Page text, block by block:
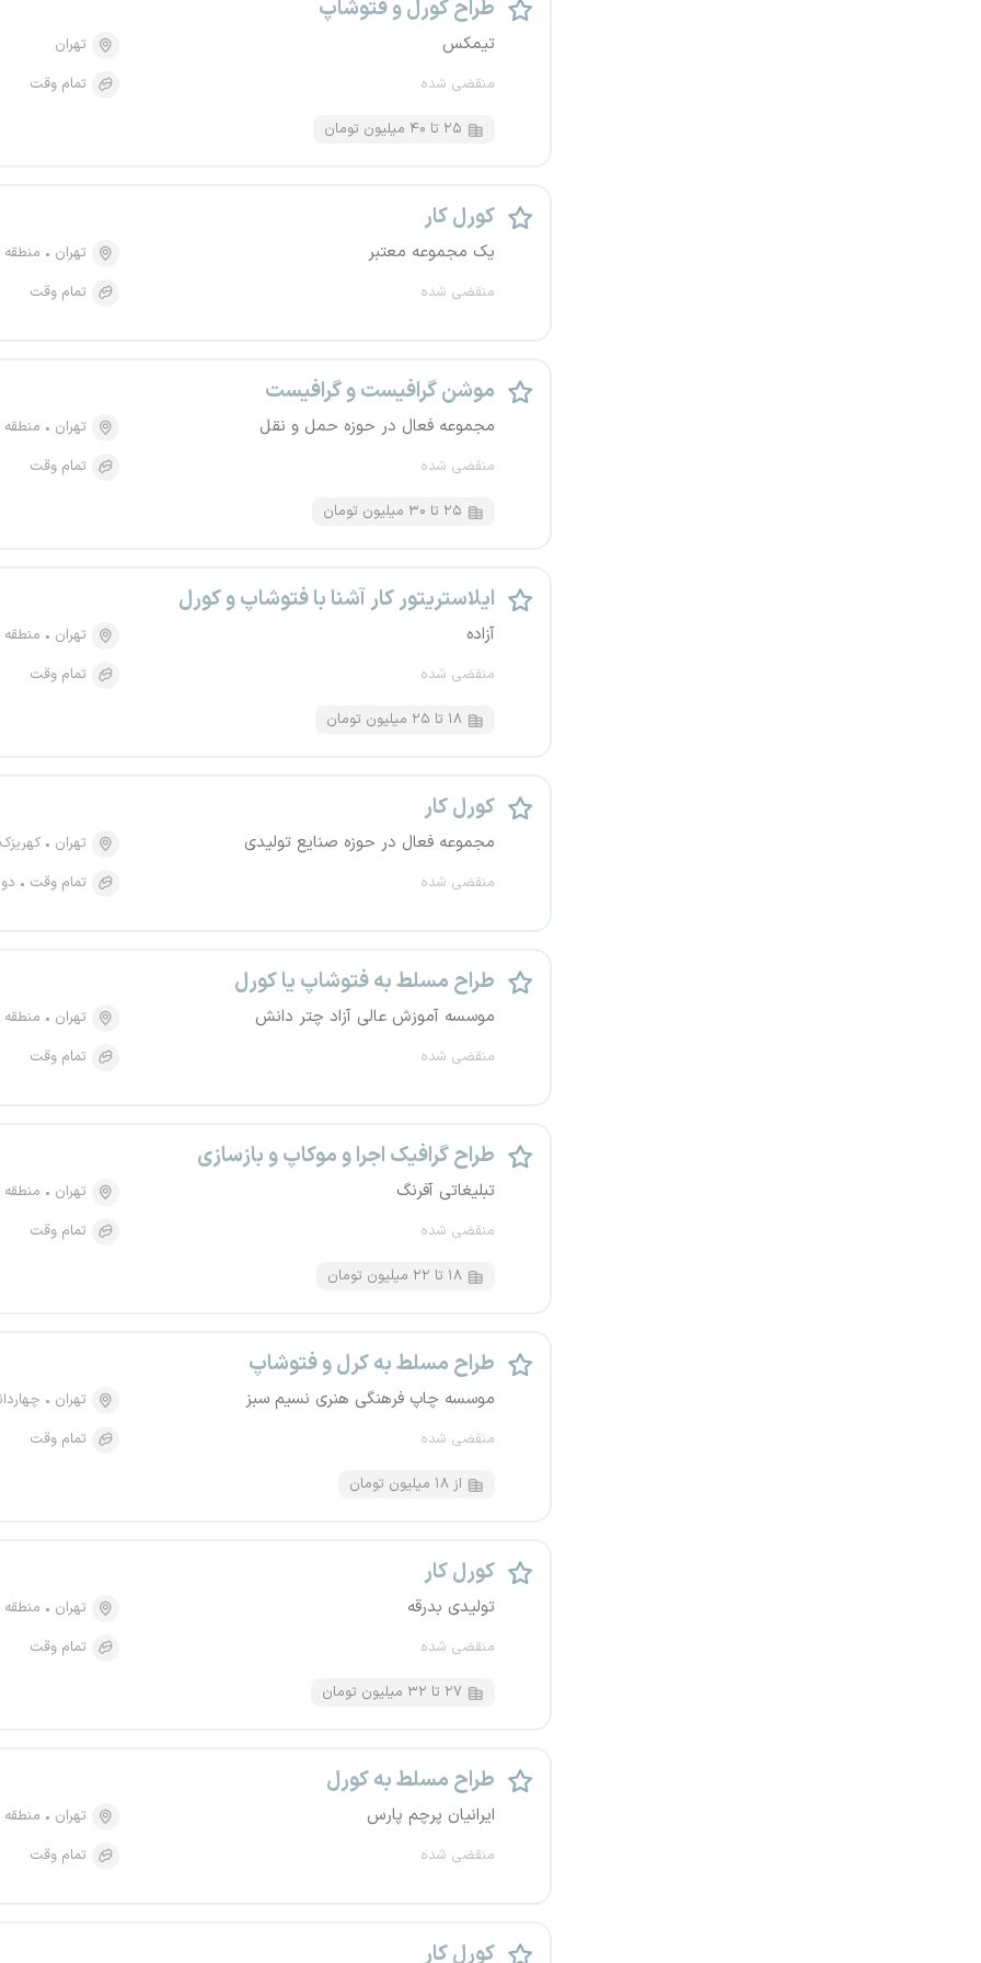
طراح کورل و فتوشاپ
تیمکس
منقضی شده
تهران
تمام وقت
۲۵ تا ۴۰ میلیون تومان
کورل کار
یک مجموعه معتبر
منقضی شده
تهران
منطقه ۱۶، باغ آذری
تمام وقت
موشن گرافیست و گرافیست
مجموعه فعال در حوزه حمل و نقل
منقضی شده
تهران
منطقه ۶، میدان ولیعصر
تمام وقت
۲۵ تا ۳۰ میلیون تومان
ایلاستریتور کار آشنا با فتوشاپ و کورل
آزاده
منقضی شده
تهران
منطقه ۱۲، بهارستان
تمام وقت
۱۸ تا ۲۵ میلیون تومان
کورل کار
مجموعه فعال در حوزه صنایع تولیدی
منقضی شده
تهران
کهریزک
تمام وقت
طراح مسلط به فتوشاپ یا کورل
موسسه آموزش عالی آزاد چتر دانش
منقضی شده
تهران
منطقه ۱۱، میدان انقلاب
تمام وقت
طراح گرافیک اجرا و موکاپ و بازسازی
تبلیغاتی آفرنگ
منقضی شده
تهران
منطقه ۱۱، جمال زاده
تمام وقت
۱۸ تا ۲۲ میلیون تومان
طراح مسلط به کرل و فتوشاپ
موسسه چاپ فرهنگی هنری نسیم سبز
منقضی شده
تهران
تمام وقت
از ۱۸ میلیون تومان
کورل کار
تولیدی بدرقه
منقضی شده
تهران
منطقه ۱۲، بهارستان
تمام وقت
۲۷ تا ۳۲ میلیون تومان
طراح مسلط به کورل
ایرانیان پرچم پارس
منقضی شده
تهران
منطقه ۶، آرژانتین
تمام وقت
کورل کار